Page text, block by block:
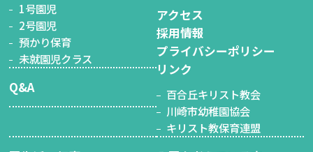
1号園児
2号園児
預かり保育
未就園児クラス
Q&A
アクセス
採用情報
プライバシーポリシー
リンク
百合丘キリスト教会
川崎市幼稚園協会
キリスト教保育連盟